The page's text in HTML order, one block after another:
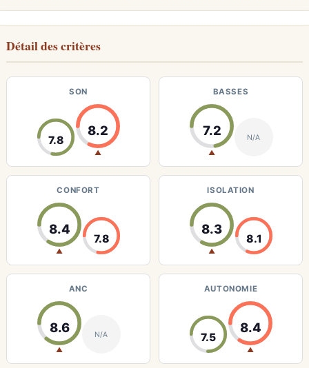
Détail des critères
SON
7.8
8.2
▲
BASSES
7.2
▲
N/A
CONFORT
8.4
▲
7.8
ISOLATION
8.3
▲
8.1
ANC
8.6
▲
N/A
AUTONOMIE
7.5
8.4
▲